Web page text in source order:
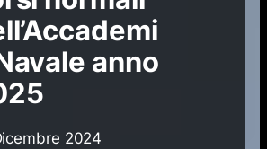
anno
2024